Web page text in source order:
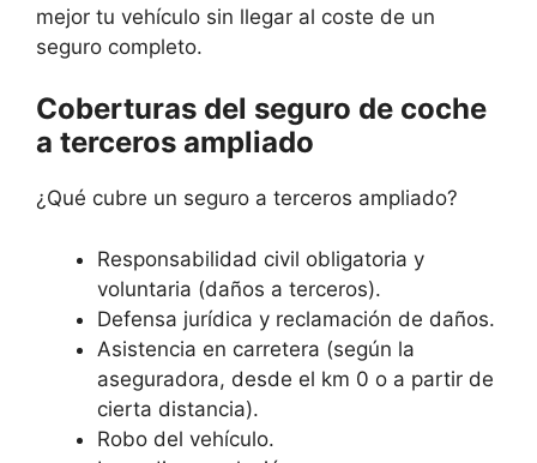
mejor tu vehículo sin llegar al coste de un
seguro completo.
Coberturas del seguro de coche
a terceros ampliado
¿Qué cubre un seguro a terceros ampliado?
Responsabilidad civil obligatoria y
voluntaria (daños a terceros).
Defensa jurídica y reclamación de daños.
Asistencia en carretera (según la
aseguradora, desde el km 0 o a partir de
cierta distancia).
Robo del vehículo.